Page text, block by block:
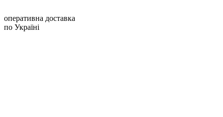
оперативна доставка
по Україні